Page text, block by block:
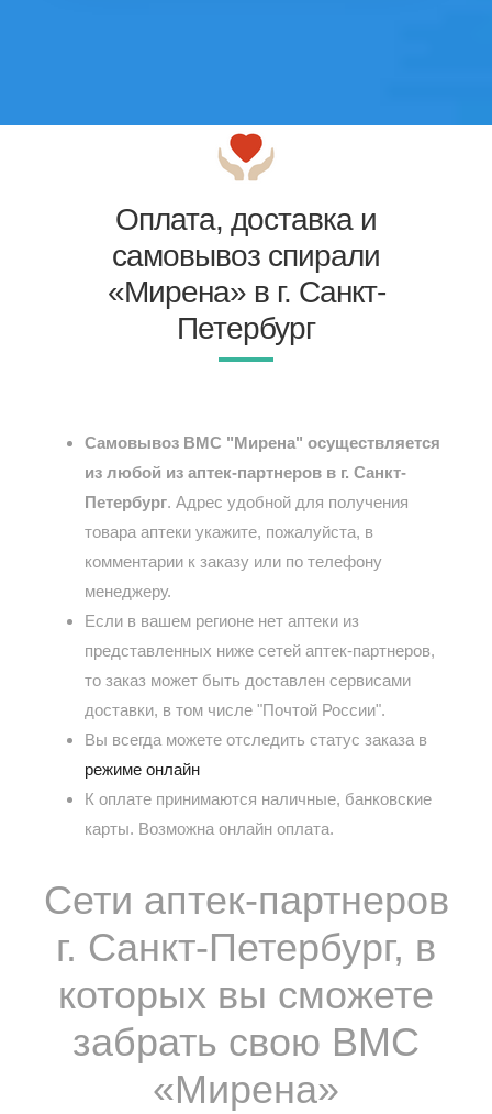
Оплата, доставка и
самовывоз спирали
«Мирена» в г. Санкт-
Петербург
Самовывоз ВМС "Мирена" осуществляется
из любой из аптек-партнеров в г. Санкт-
Петербург. Адрес удобной для получения
товара аптеки укажите, пожалуйста, в
комментарии к заказу или по телефону
менеджеру.
Если в вашем регионе нет аптеки из
представленных ниже сетей аптек-партнеров,
то заказ может быть доставлен сервисами
доставки, в том числе "Почтой России".
Вы всегда можете отследить статус заказа в
режиме онлайн
К оплате принимаются наличные, банковские
карты. Возможна онлайн оплата.
Сети аптек-партнеров
г. Санкт-Петербург, в
которых вы сможете
забрать свою ВМС
«Мирена»